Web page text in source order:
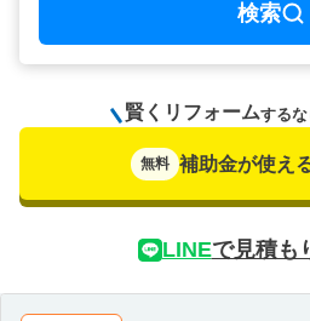
検索
賢くリフォームするな
無料 補助金が使え
LINEで見積も